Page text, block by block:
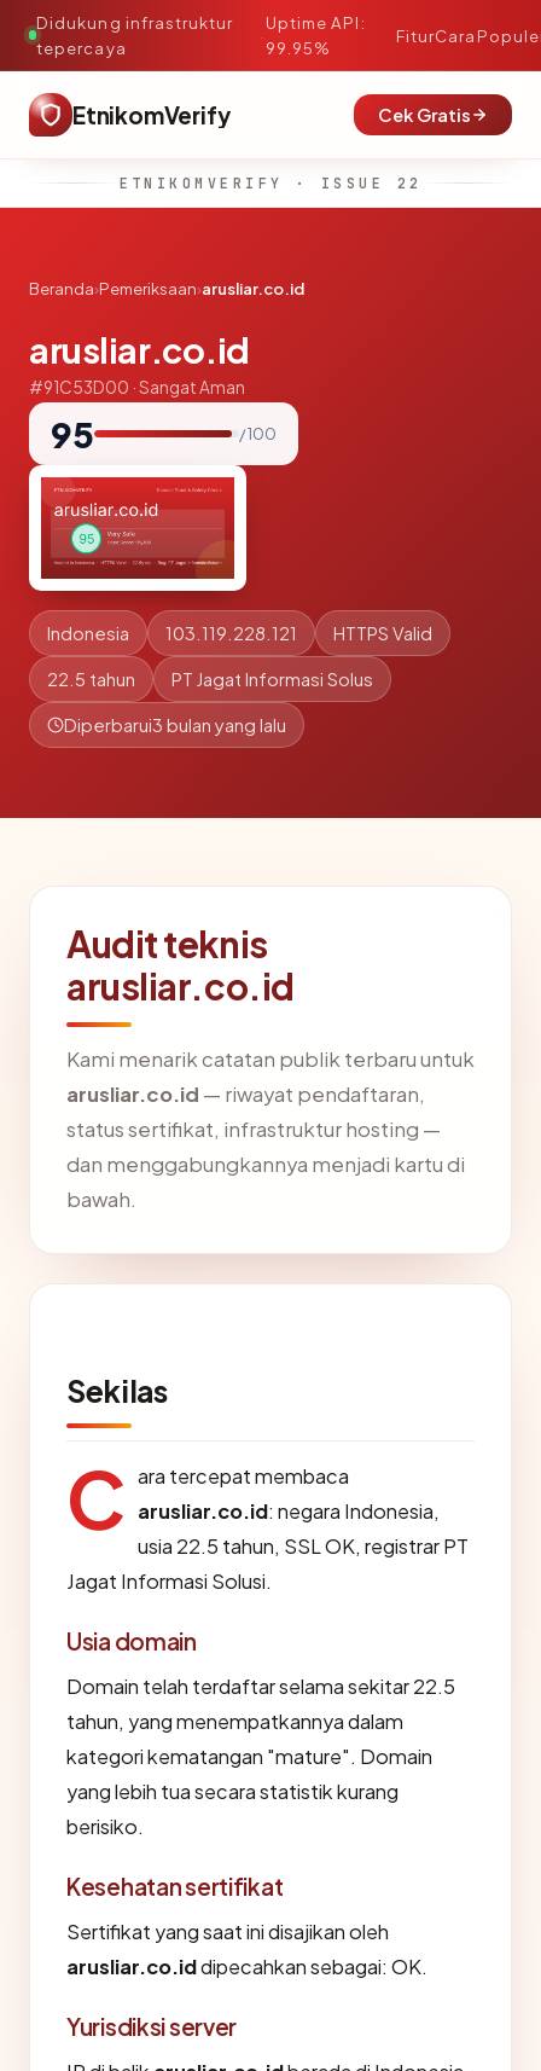
Didukung infrastruktur
tepercaya
·
Uptime API:
99.95%
FiturCara
EtnikomVerify Cek Gratis
ETNIKOMVERIFY · ISSUE 22
Beranda›Pemeriksaan›arusliar.co.id
arusliar.co.id
#91C53D00 · Sangat Aman
95 / 100
Indonesia 103.119.228.121 HTTPS Valid
22.5 tahun PT Jagat Informasi Solus
Diperbarui3 bulan yang lalu
Audit teknis
arusliar.co.id
Kami menarik catatan publik terbaru untuk
arusliar.co.id — riwayat pendaftaran,
status sertifikat, infrastruktur hosting —
dan menggabungkannya menjadi kartu di
bawah.
Sekilas
C ara tercepat membaca
arusliar.co.id: negara Indonesia,
usia 22.5 tahun, SSL OK, registrar PT
Jagat Informasi Solusi.
Usia domain
Domain telah terdaftar selama sekitar 22.5
tahun, yang menempatkannya dalam
kategori kematangan "mature". Domain
yang lebih tua secara statistik kurang
berisiko.
Kesehatan sertifikat
Sertifikat yang saat ini disajikan oleh
arusliar.co.iddipecahkan sebagai: OK.
Yurisdiksi server